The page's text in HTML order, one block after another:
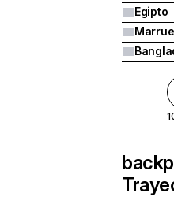
Egipto